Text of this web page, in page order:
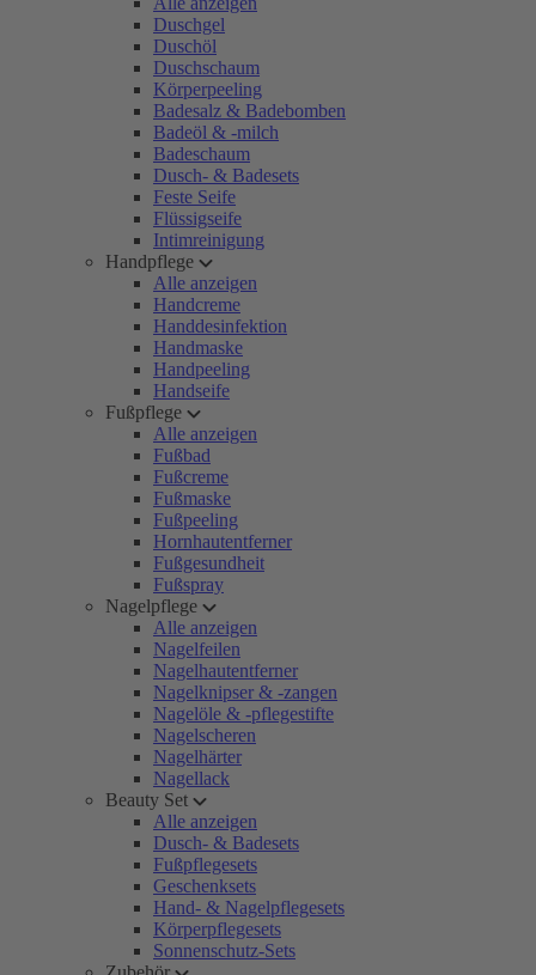
Duschgel
Duschöl
Duschschaum
Körperpeeling
Badesalz & Badebomben
Badeöl & -milch
Badeschaum
Dusch- & Badesets
Feste Seife
Flüssigseife
Intimreinigung
Handpflege
Alle anzeigen
Handcreme
Handdesinfektion
Handmaske
Handpeeling
Handseife
Fußpflege
Alle anzeigen
Fußbad
Fußcreme
Fußmaske
Fußpeeling
Hornhautentferner
Fußgesundheit
Fußspray
Nagelpflege
Alle anzeigen
Nagelfeilen
Nagelhautentferner
Nagelknipser & -zangen
Nagelöle & -pflegestifte
Nagelscheren
Nagelhärter
Nagellack
Beauty Set
Alle anzeigen
Dusch- & Badesets
Fußpflegesets
Geschenksets
Hand- & Nagelpflegesets
Körperpflegesets
Sonnenschutz-Sets